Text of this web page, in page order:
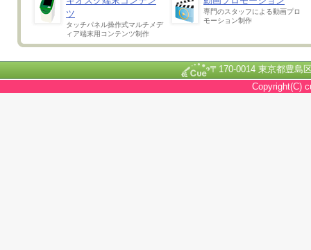
ツ
タッチパネル操作式マルチメデ
ィア端末用コンテンツ制作
専門のスタッフによる動画プロ
モーション制作
〒170-0014 東京都豊
Copyright(C)